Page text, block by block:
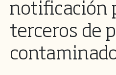
notificación
terceros de